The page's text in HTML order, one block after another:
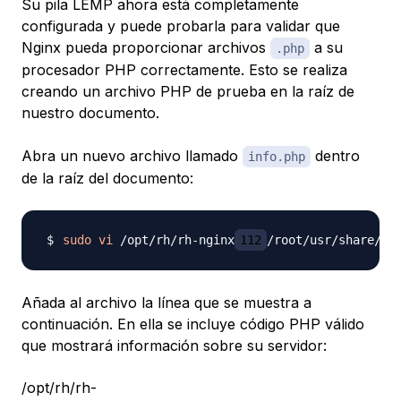
Su pila LEMP ahora está completamente
configurada y puede probarla para validar que
Nginx pueda proporcionar archivos
.php
a su
procesador PHP correctamente. Esto se realiza
creando un archivo PHP de prueba en la raíz de
nuestro documento.
Abra un nuevo archivo llamado info.php
dentro
de la raíz del documento:
sudo vi /opt/rh/rh-nginx 112
Añada al archivo la línea que se muestra a
continuación. En ella se incluye código PHP válido
que mostrará información sobre su servidor:
/opt/rh/rh-